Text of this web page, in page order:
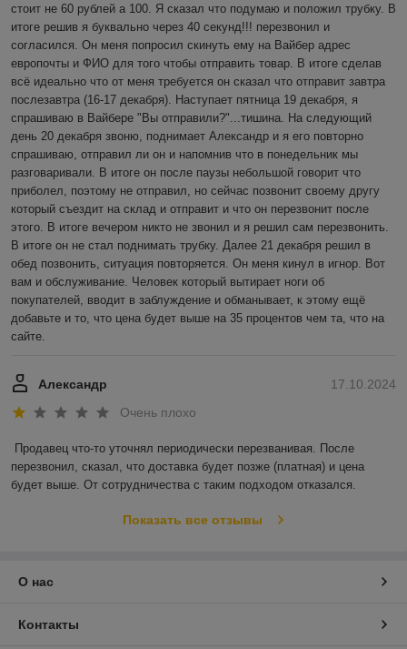
стоит не 60 рублей а 100. Я сказал что подумаю и положил трубку. В
итоге решив я буквально через 40 секунд!!! перезвонил и
согласился. Он меня попросил скинуть ему на Вайбер адрес
европочты и ФИО для того чтобы отправить товар. В итоге сделав
всё идеально что от меня требуется он сказал что отправит завтра
послезавтра (16-17 декабря). Наступает пятница 19 декабря, я
спрашиваю в Вайбере "Вы отправили?"...тишина. На следующий
день 20 декабря звоню, поднимает Александр и я его повторно
спрашиваю, отправил ли он и напомнив что в понедельник мы
разговаривали. В итоге он после паузы небольшой говорит что
приболел, поэтому не отправил, но сейчас позвонит своему другу
который съездит на склад и отправит и что он перезвонит после
этого. В итоге вечером никто не звонил и я решил сам перезвонить.
В итоге он не стал поднимать трубку. Далее 21 декабря решил в
обед позвонить, ситуация повторяется. Он меня кинул в игнор. Вот
вам и обслуживание. Человек который вытирает ноги об
покупателей, вводит в заблуждение и обманывает, к этому ещё
добавьте и то, что цена будет выше на 35 процентов чем та, что на
сайте.
17.10.2024
Александр
Очень плохо
Продавец что-то уточнял периодически перезванивая. После
перезвонил, сказал, что доставка будет позже (платная) и цена
будет выше. От сотрудничества с таким подходом отказался.
Показать все отзывы
О нас
Контакты